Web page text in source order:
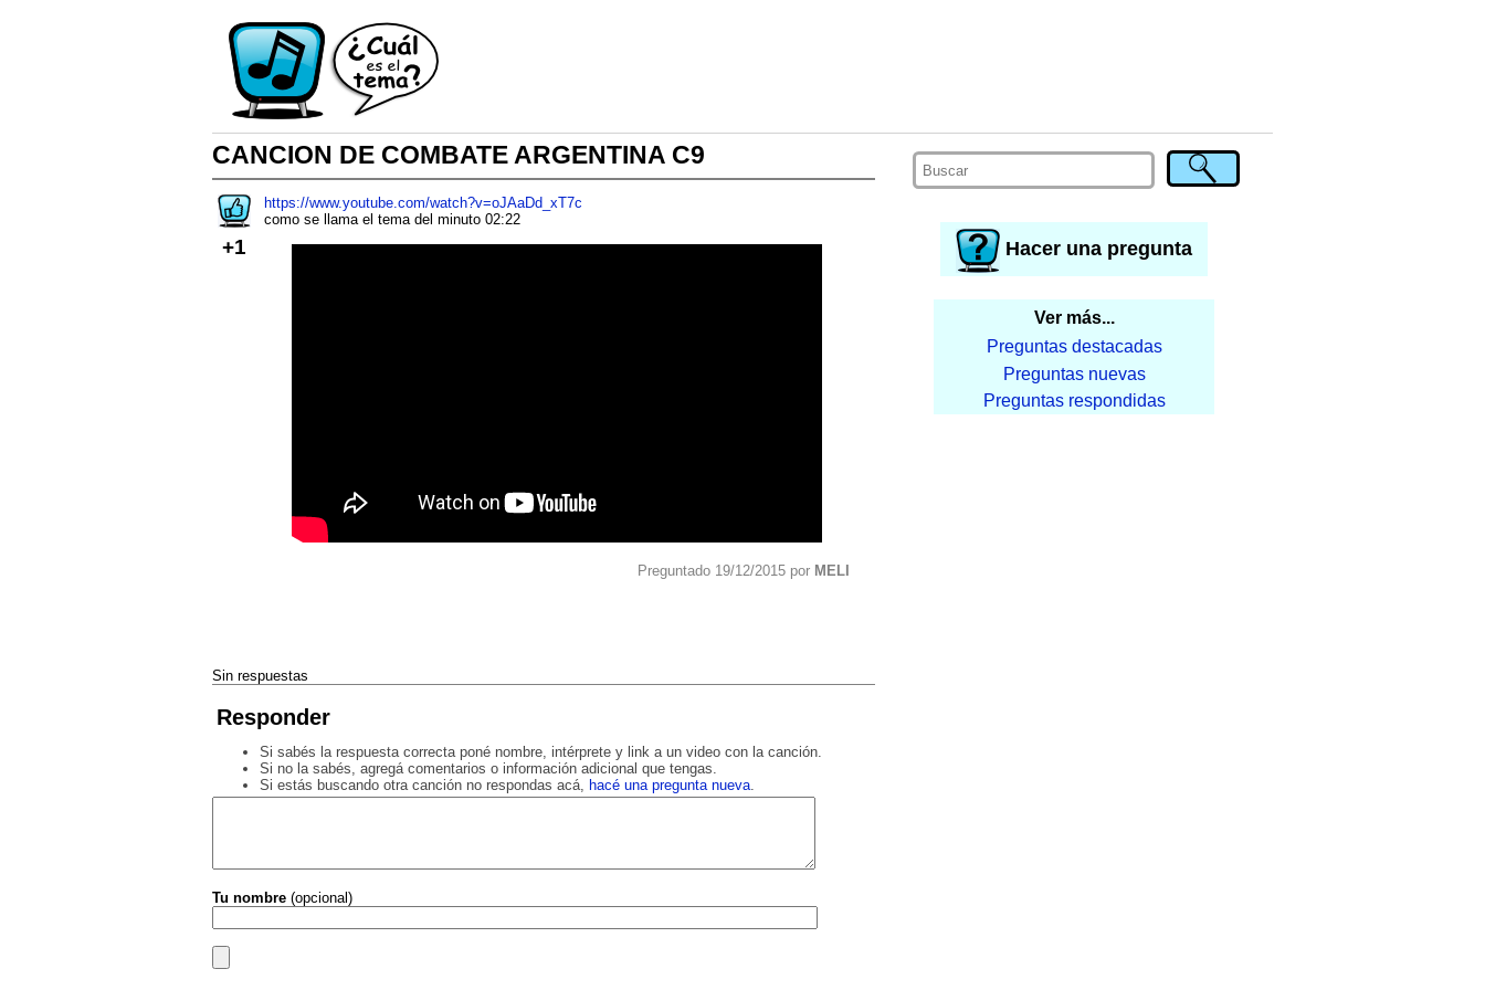
Hacer una pregunta
Ver más...
Preguntas destacadas
Preguntas nuevas
Preguntas respondidas
CANCION DE COMBATE ARGENTINA C9
+1
https://www.youtube.com/watch?v=oJAaDd_xT7c
como se llama el tema del minuto 02:22
Preguntado 19/12/2015 por MELI
Sin respuestas
Responder
Si sabés la respuesta correcta poné nombre, intérprete y link a un video con la canción.
Si no la sabés, agregá comentarios o información adicional que tengas.
Si estás buscando otra canción no respondas acá, hacé una pregunta nueva.
Tu nombre (opcional)